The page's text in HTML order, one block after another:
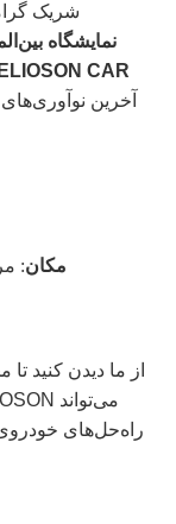
شریک
نمایشگاه
CAR
مکان:
از ما دیدن کنید
راه‌حل‌های خودروی